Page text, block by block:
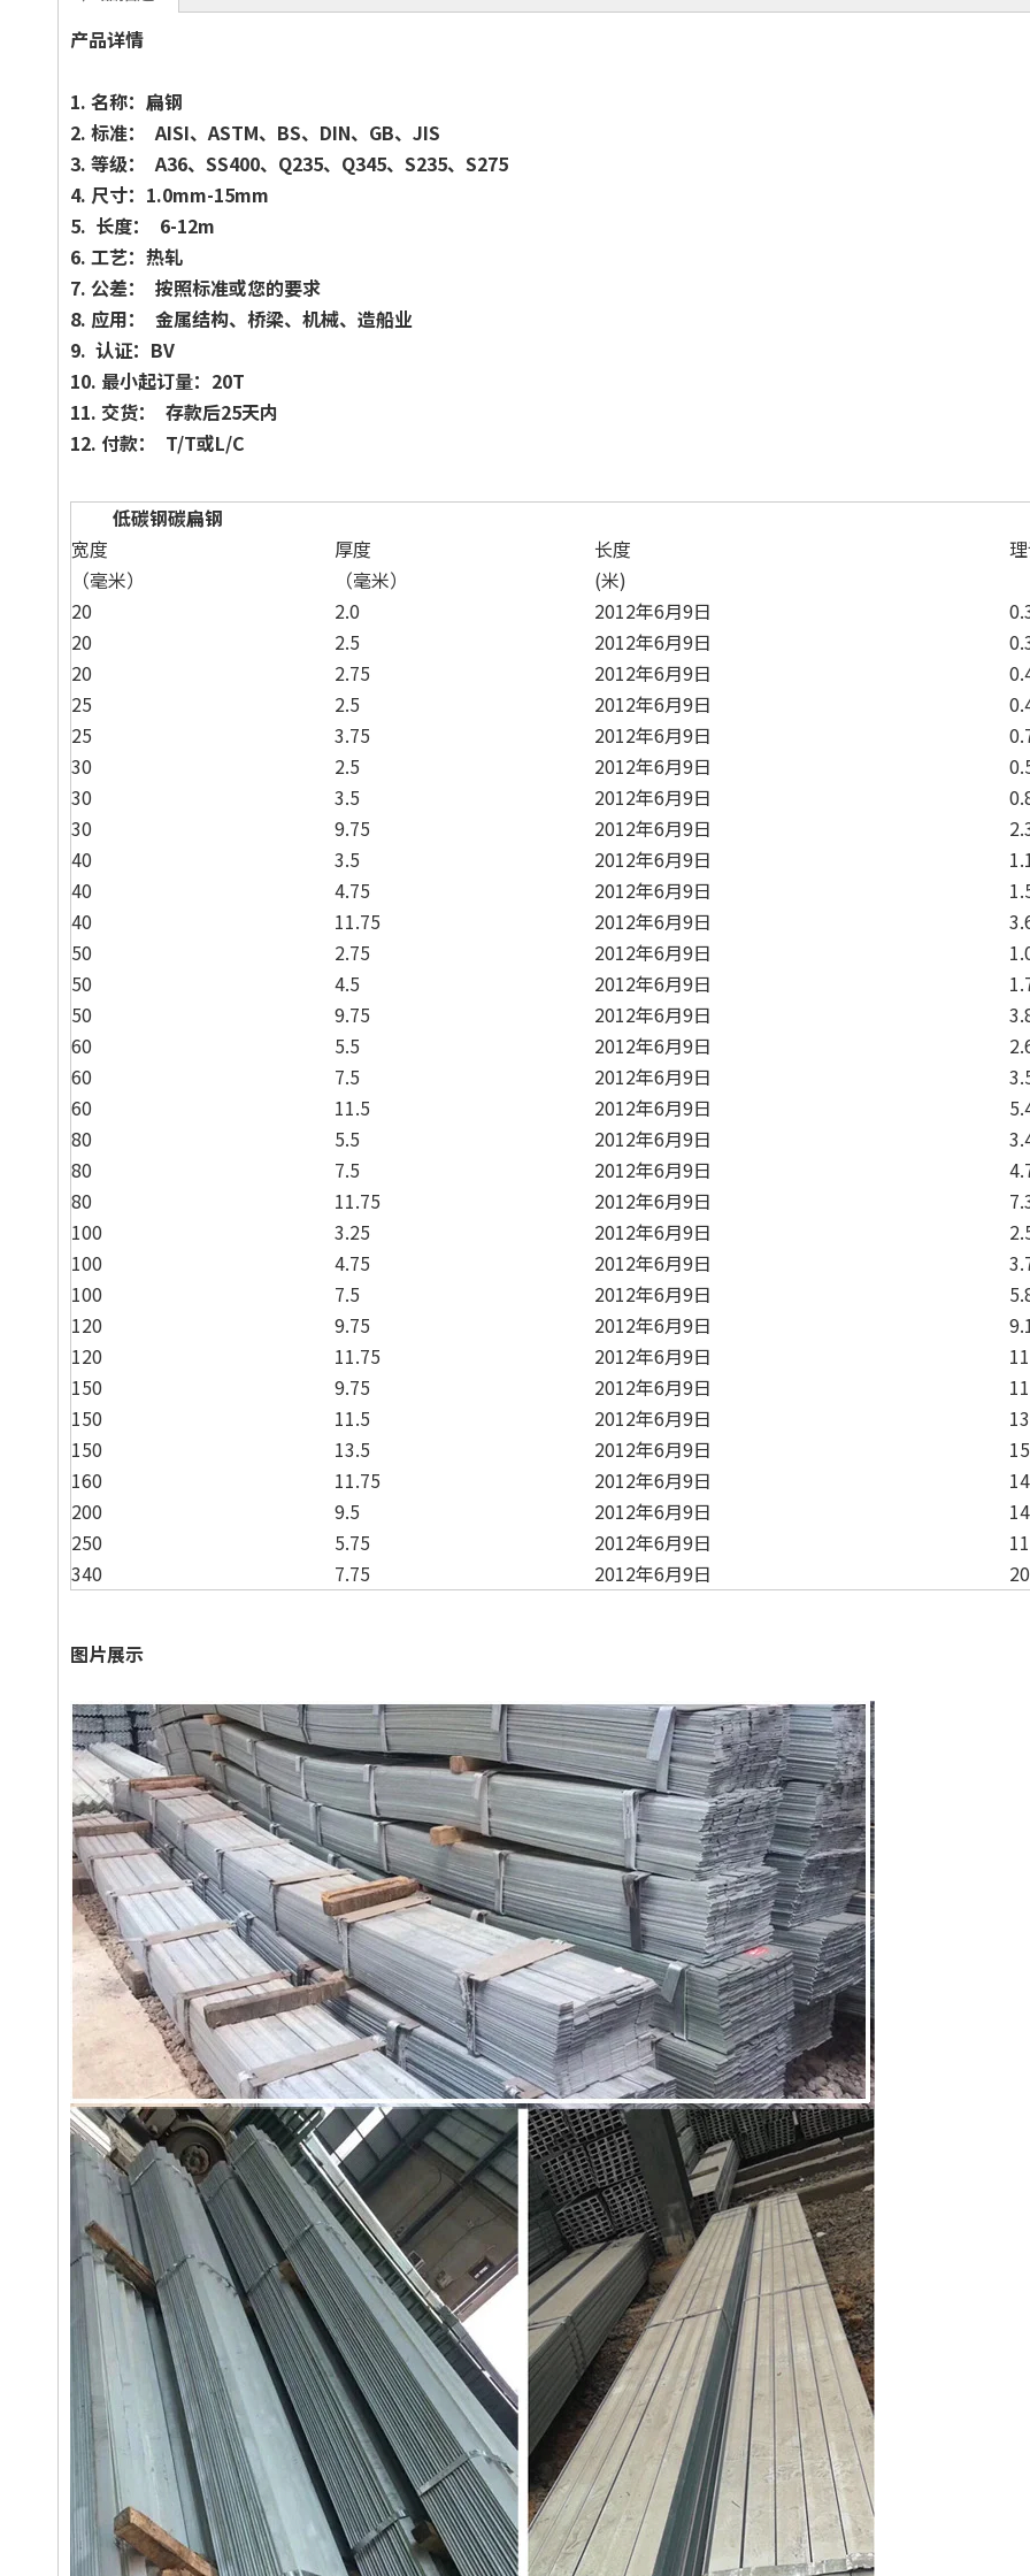
产品详情
1. 名称：扁钢
2. 标准： AISI、ASTM、BS、DIN、GB、JIS
3. 等级： A36、SS400、Q235、Q345、S235、S275
4. 尺寸：1.0mm-15mm
5. 长度： 6-12m
6. 工艺：热轧
7. 公差： 按照标准或您的要求
8. 应用： 金属结构、桥梁、机械、造船业
9. 认证：BV
10. 最小起订量：20T
11. 交货： 存款后25天内
12. 付款： T/T或L/C
低碳钢碳扁钢
宽度
（毫米）
厚度
（毫米）
长度
(米)
20
2.0 2012年6月9日
20
2.5 2012年6月9日
20
2.75 2012年6月9日
25
2.5 2012年6月9日
25
3.75 2012年6月9日
30
2.5 2012年6月9日
30
3.5 2012年6月9日
30
9.75 2012年6月9日
40
3.5 2012年6月9日
40
4.75 2012年6月9日
40
11.75 2012年6月9日
50
2.75 2012年6月9日
50
4.5 2012年6月9日
50
9.75 2012年6月9日
60
5.5 2012年6月9日
60
7.5 2012年6月9日
60
11.5 2012年6月9日
80
5.5 2012年6月9日
80
7.5 2012年6月9日
80
11.75 2012年6月9日
100
3.25 2012年6月9日
100
4.75 2012年6月9日
100
7.5 2012年6月9日
120
9.75 2012年6月9日
120
11.75 2012年6月9日
150
9.75 2012年6月9日
150
11.5 2012年6月9日
150
13.5 2012年6月9日
160
11.75 2012年6月9日
200
9.5 2012年6月9日
250
5.75 2012年6月9日
340
7.75 2012年6月9日
图片展示